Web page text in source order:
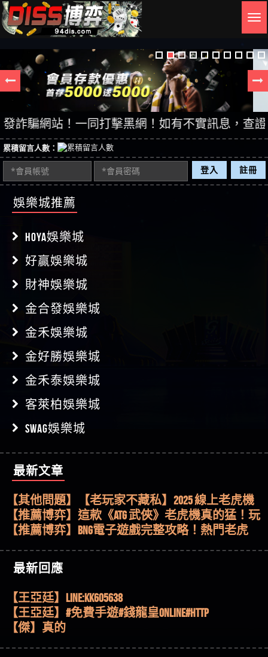
站！一同打擊黑網！如有不實訊息，查證後立
累積留言人數：
登入 註冊
娛樂城推薦
HOYA娛樂城
好贏娛樂城
財神娛樂城
金合發娛樂城
金禾娛樂城
金好勝娛樂城
金禾泰娛樂城
客萊柏娛樂城
SWAG娛樂城
最新文章
【其他問題】用理性數據指路，開啟你的高回報
娛樂之旅
【其他問題】【老玩家不藏私】2025 線上老虎機
這樣挑！RTP、波動率和平台安全的全攻略！
【推薦博弈】這款《ATG 武俠》老虎機真的猛！玩
過才知道什麼叫超過3萬種中獎方式！
【推薦博弈】BNG電子遊戲完整攻略！熱門老虎
51,000倍數玩法攻略，輕鬆稱霸老虎機！
【其他問題】「拆解力智投資詐騙套路緊急追討
賴zg369」力智投資是不是詐騙 力智投資是真的嗎
力智投資是詐騙嗎 南部老翁還在癡迷力智投資高
回報獲利 請不要在匯款
【其他問題】 【遇天盛商行詐騙追回資金賴
zg369】天盛商行詐騙 天盛商行是不是詐騙 天盛商
行是真的嗎 天盛商行是詐騙嗎 被天盛商行詐騙一
招教你拿回
【其他問題】 受害者援助賴【zg369】退休老翁被
大戶e點靈詐騙痛不欲生 大戶e點靈是真的嗎 大戶e
點靈是不是詐騙 大戶e點靈是詐騙嗎 大戶e點靈無
法出金 （大戶e點靈）教你如何規避詐騙陷阱
【其他問題】 弘記投資詐騙持續收割國人中【免
費討回資金賴zg369】弘記投資是詐騙嗎 弘記投資
是不是詐騙 弘記投資是真的嗎 被弘記投資詐騙的
錢怎麼辦 本文教你如何拿回被騙資金
【其他問題】 被騙追回賴【zg369】KnTop利用新型
詐騙手法欺詐群眾 KnTop是真的嗎 KnTop是不是詐騙
KnTop是詐騙嗎 【KnTop】KnTop無法出金 被KnTop詐騙
【其他問題】機台運算專案詐騙持續收割國人中
【免費討回資金賴zg369】機台運算專案是詐騙嗎
【其他問題】 Hoyabit詐騙持續收割國人中【免費
最新回應
【傑】推代理真的好相處
回答
【王亞廷】LINE:kK605638
【王亞廷】#免費手遊#錢龍皇ONLINE#http
【傑】真的